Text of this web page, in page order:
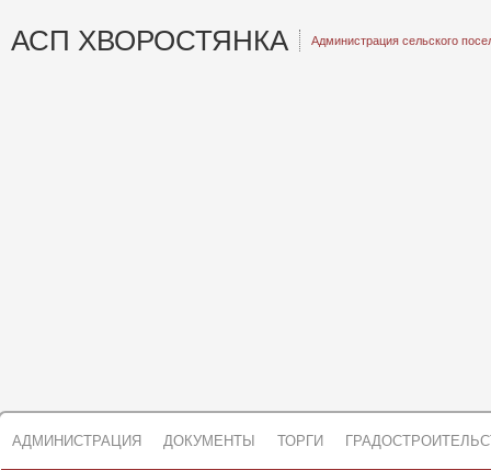
АСП ХВОРОСТЯНКА Администрация сельского
АДМИНИСТРАЦИЯ ДОКУМЕНТЫ ТОРГИ